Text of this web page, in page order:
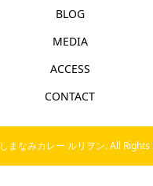
BLOG
MEDIA
ACCESS
CONTACT
しまなみカレー ルリヲン. All